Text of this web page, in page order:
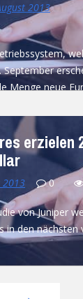
2013
Menge neue
erzielen
2013 0
von Juniper
in den nächsten